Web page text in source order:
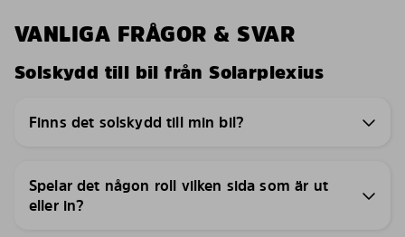
VANLIGA FRÅGOR & SVAR
Solskydd till bil från Solarplexius
Finns det solskydd till min bil?
Spelar det någon roll vilken sida som är ut
eller in?